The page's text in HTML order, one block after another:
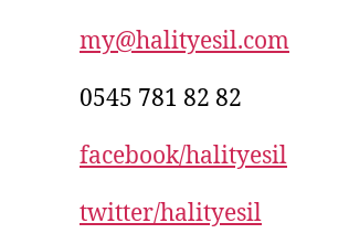
my@halityesil.com
0545 781 82 82
facebook/halityesil
twitter/halityesil